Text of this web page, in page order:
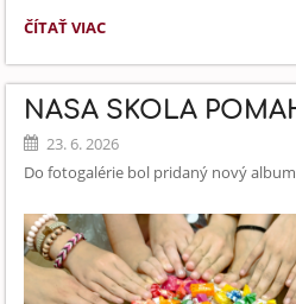
RIADITEĽSKÉ
30.6.2026:
ČÍTAŤ VIAC
NAŠA ŠKOLA
23. 6. 2026
Do fotogalérie bol pridaný nový album